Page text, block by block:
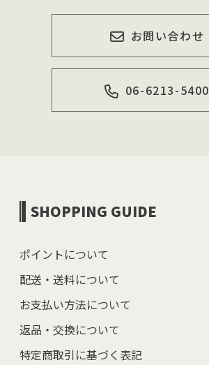
お問い合わせ
06-6213-5400
SHOPPING GUIDE
ポイントについて
配送・送料について
お支払い方法について
返品・交換について
特定商取引に基づく表記